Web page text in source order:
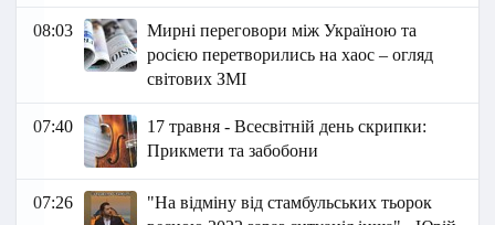
08:03
Мирні переговори між Україною та
росією перетворились на хаос – огляд
світових ЗМІ
07:40
17 травня - Всесвітній день скрипки:
Прикмети та забобони
07:26
"На відміну від стамбульських тьорок